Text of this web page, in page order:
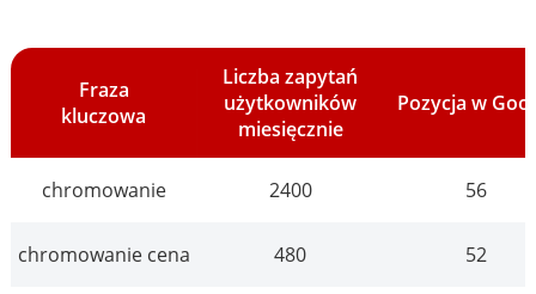
Fraza
kluczowa
Liczba zapytań
użytkowników
miesięcznie
Pozycja w
chromowanie 2400 56
chromowanie cena 480 52